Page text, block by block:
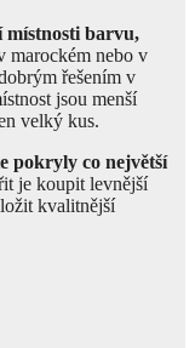
místnosti barvu,
marockém nebo v
řešením v
jsou menší
velký kus.
pokryly co největší
je koupit levnější
kvalitnější